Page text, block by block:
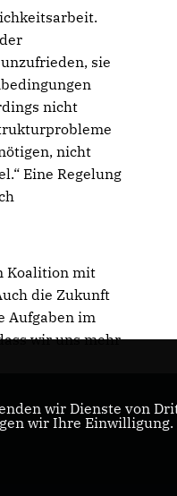
sie
nicht
nicht
Eine Regelung
Koalition mit
die Zukunft
Aufgaben im
wir uns mehr
wir Dienste von
wir Ihre